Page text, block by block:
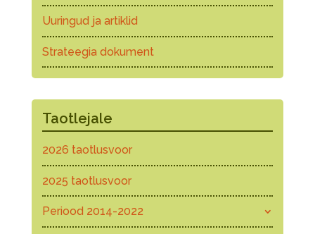
Uuringud ja artiklid
Strateegia dokument
Taotlejale
2026 taotlusvoor
2025 taotlusvoor
Periood 2014-2022